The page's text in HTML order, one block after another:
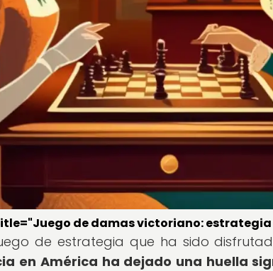
de damas victoriano: estrategia
de estrategia que ha sido
en América ha dejado una huella